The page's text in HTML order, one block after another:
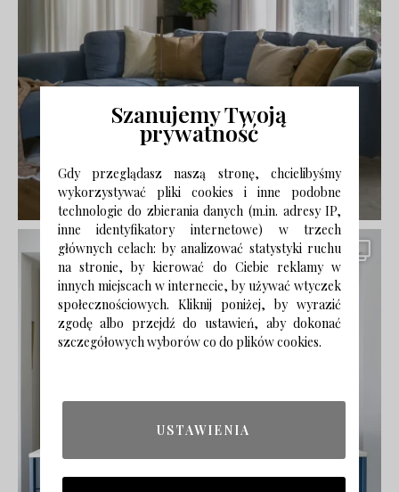
Szanujemy Twoją
prywatność
Gdy przeglądasz naszą stronę, chcielibyśmy
wykorzystywać pliki cookies i inne podobne
technologie do zbierania danych (m.in. adresy IP,
inne identyfikatory internetowe) w trzech
głównych celach: by analizować statystyki ruchu
na stronie, by kierować do Ciebie reklamy w
innych miejscach w internecie, by używać wtyczek
społecznościowych. Kliknij poniżej, by wyrazić
zgodę albo przejdź do ustawień, aby dokonać
szczegółowych wyborów co do plików cookies.
USTAWIENIA